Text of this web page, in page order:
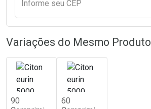
Informe seu CEP
Variações do Mesmo Produto
90
60